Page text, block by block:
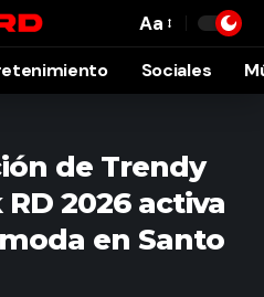
Font
Resizer
Aa
Sociales
de Trendy
2026 activa
en Santo